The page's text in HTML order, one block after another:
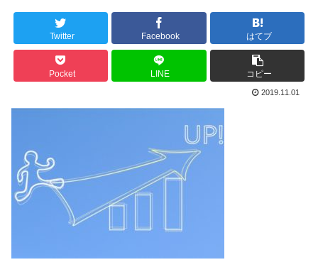
Twitter Facebook はてブ
Pocket LINE コピー
2019.11.01